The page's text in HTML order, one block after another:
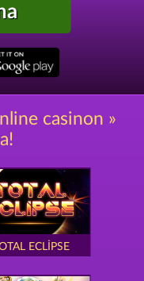
casinon »
ECLIPSE